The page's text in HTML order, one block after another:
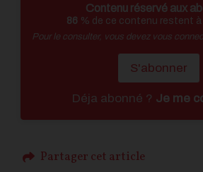
Contenu réservé aux
86 % de ce contenu restent à
Pour le consulter, vous devez vous
S'abonner
Déja abonné ? Je me
Partager cet article